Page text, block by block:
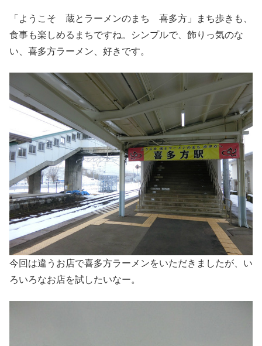
「ようこそ 蔵とラーメンのまち 喜多方」まち歩きも、
食事も楽しめるまちですね。シンプルで、飾りっ気のな
い、喜多方ラーメン、好きです。
今回は違うお店で喜多方ラーメンをいただきましたが、い
ろいろなお店を試したいなー。